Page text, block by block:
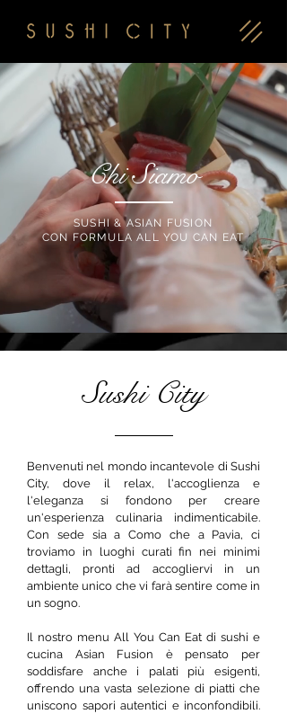
Chi Siamo
SUSHI & ASIAN FUSION
CON FORMULA ALL YOU CAN EAT
Sushi City
Benvenuti nel mondo incantevole di Sushi
City, dove il relax, l'accoglienza e
l'eleganza si fondono per creare
un'esperienza culinaria indimenticabile.
Con sede sia a Como che a Pavia, ci
troviamo in luoghi curati fin nei minimi
dettagli, pronti ad accogliervi in un
ambiente unico che vi farà sentire come in
un sogno.
Il nostro menu All You Can Eat di sushi e
cucina Asian Fusion è pensato per
soddisfare anche i palati più esigenti,
offrendo una vasta selezione di piatti che
uniscono sapori autentici e inconfondibili.